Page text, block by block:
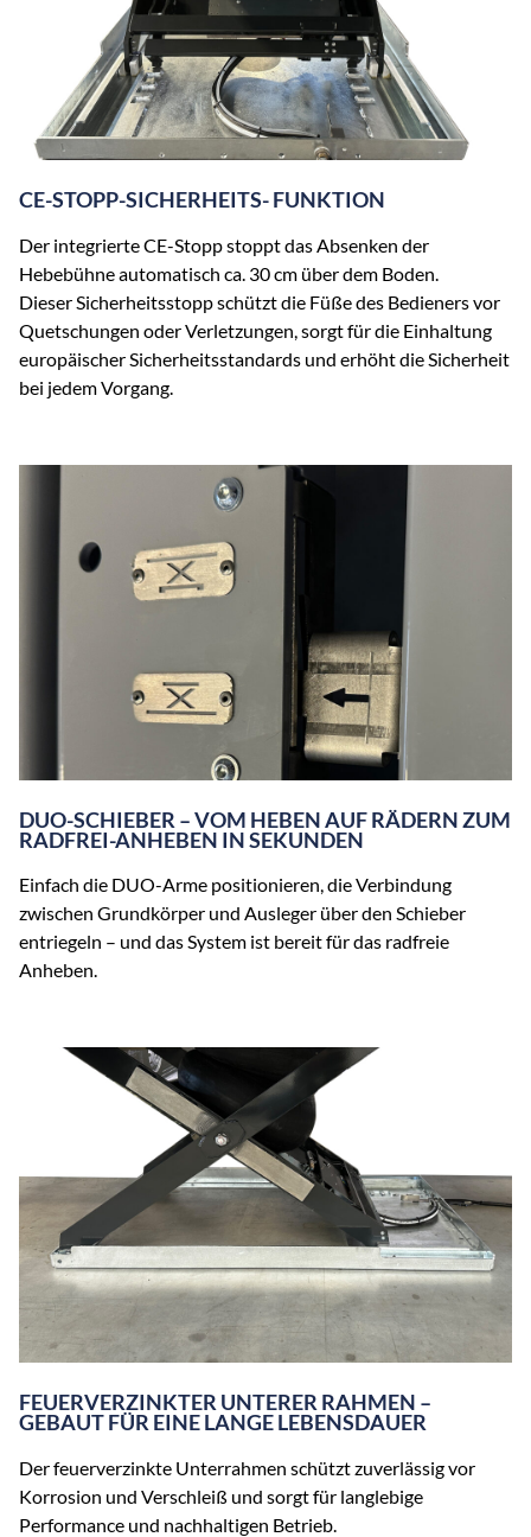
CE-STOPP-SICHERHEITS- FUNKTION
Der integrierte CE-Stopp stoppt das Absenken der
Hebebühne automatisch ca. 30 cm über dem Boden.
Dieser Sicherheitsstopp schützt die Füße des Bedieners vor
Quetschungen oder Verletzungen, sorgt für die Einhaltung
europäischer Sicherheitsstandards und erhöht die Sicherheit
bei jedem Vorgang.
DUO-SCHIEBER – VOM HEBEN AUF RÄDERN ZUM
RADFREI-ANHEBEN IN SEKUNDEN
Einfach die DUO-Arme positionieren, die Verbindung
zwischen Grundkörper und Ausleger über den Schieber
entriegeln – und das System ist bereit für das radfreie
Anheben.
FEUERVERZINKTER UNTERER RAHMEN –
GEBAUT FÜR EINE LANGE LEBENSDAUER
Der feuerverzinkte Unterrahmen schützt zuverlässig vor
Korrosion und Verschleiß und sorgt für langlebige
Performance und nachhaltigen Betrieb.